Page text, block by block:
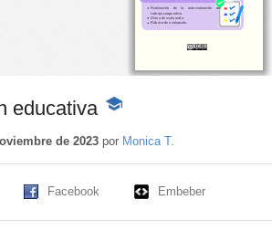
educativa -
educativo
de 2023por Monica T.
Facebook Embeber